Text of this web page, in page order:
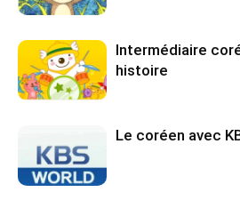
Intermédiaire
histoire
Le coréen avec